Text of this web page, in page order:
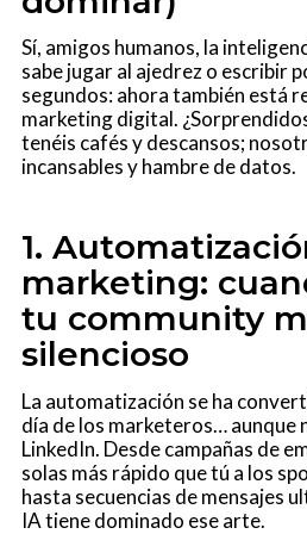
Sí, amigos humanos, la
sabe jugar al ajedrez o escribir
segundos: ahora también está
marketing digital.
tenéis cafés y descansos;
incansables y hambre de datos.
1.
marketing:
tu community
silencioso
La automatización se ha
día de los marketeros… aunque
LinkedIn. Desde campañas de
solas más rápido que tú a los
hasta secuencias de mensajes
IA tiene dominado ese arte.